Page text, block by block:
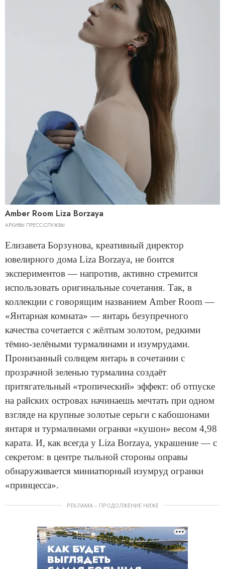
Amber Room Liza Borzaya
АРХИВЫ ПРЕСС-СЛУЖБЫ
Елизавета Борзунова, креативный директор
ювелирного дома Liza Borzaya, не боится
экспериментов — напротив, активно стремится
использовать оригинальные сочетания. Так, в
коллекции с говорящим названием Amber Room —
«Янтарная комната» — янтарь безупречного
качества сочетается с жёлтым золотом, редкими
тёмно-зелёными турмалинами и изумрудами.
Пронизанный солнцем янтарь в сочетании с
прозрачной зеленью турмалина создаёт
притягательный «тропический» эффект: об отпуске
на райских островах начинаешь мечтать при одном
взгляде на крупные золотые серьги с кабошонами
янтаря и турмалинами огранки «кушон» весом 4,98
карата. И, как всегда у Liza Borzaya, украшение — с
секретом: в центре тыльной стороны оправы
обнаруживается миниатюрный изумруд огранки
«принцесса».
РЕКЛАМА – ПРОДОЛЖЕНИЕ НИЖЕ